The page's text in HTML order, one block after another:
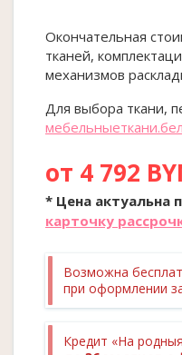
Окончательная
тканей,
механизмов
Для выбора ткани,
мебельныеткани.бел
от 4 792
* Цена актуальна
карточку
Возможна
при оформлении
Кредит «На